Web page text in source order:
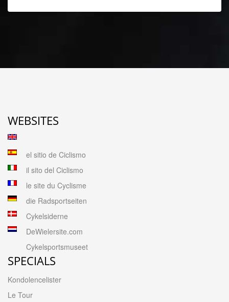
WEBSITES
el sitio de Ciclismo
il sito del Ciclismo
le site du Cyclisme
die Radsportseiten
Cykelsiderne
DeWielersite.com
Cykelsportsmuseet
SPECIALS
Kondolencelister
Le Tour